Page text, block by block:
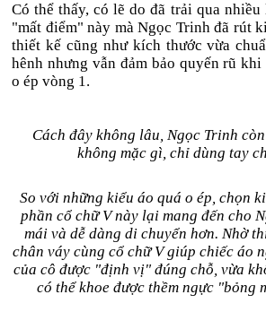
Có thể thấy, có lẽ do đã trải qua
"mất điểm" này mà Ngọc Trinh đã rút
thiết kế cũng như kích thước vừa
hênh nhưng vẫn đảm bảo quyến rũ
o ép vòng 1.
Cách đây không lâu, Ngọc Trinh
không mặc gì, chỉ dùng tay
So với những kiểu áo quá o ép, chọn
phần cổ chữ V này lại mang đến cho
mái và dễ dàng di chuyển hơn. Nhờ
chân váy cùng cổ chữ V giúp chiếc áo
của cô được "định vị" đúng chỗ, vừa
có thể khoe được thềm ngực "bỏng